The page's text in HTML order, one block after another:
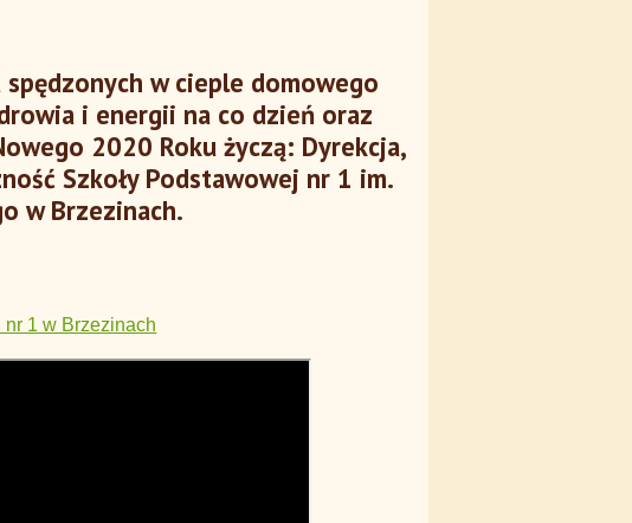
w cieple domowego
i energii na co dzień oraz
2020 Roku życzą: Dyrekcja,
Szkoły Podstawowej nr 1 im.
w Brzezinach.
1 w Brzezinach